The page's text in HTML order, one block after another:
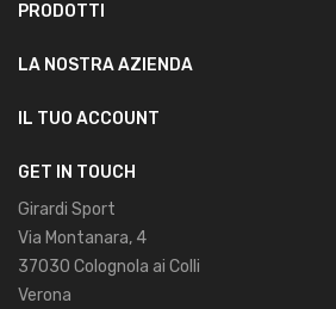
PRODOTTI
LA NOSTRA AZIENDA
IL TUO ACCOUNT
GET IN TOUCH
Girardi Sport
Via Montanara, 4
37030 Colognola ai Colli
Verona